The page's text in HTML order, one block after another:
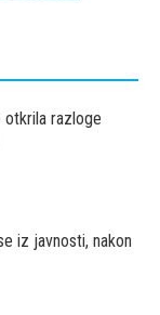
otkrila razloge
iz javnosti, nakon